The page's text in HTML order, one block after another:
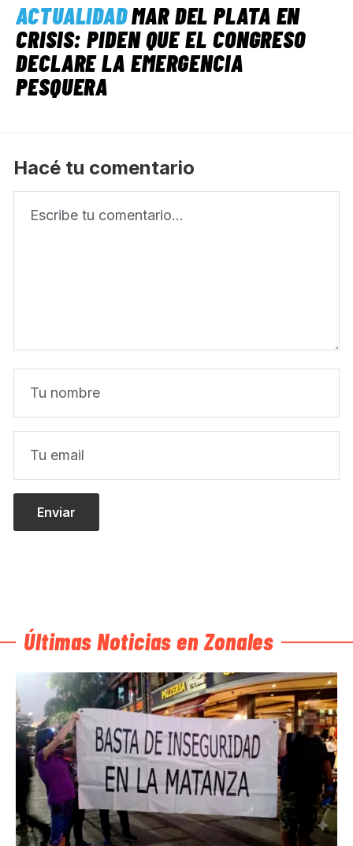
ACTUALIDADMAR DEL PLATA EN
CRISIS: PIDEN QUE EL CONGRESO
DECLARE LA EMERGENCIA
PESQUERA
Hacé tu comentario
Últimas Noticias en Zonales